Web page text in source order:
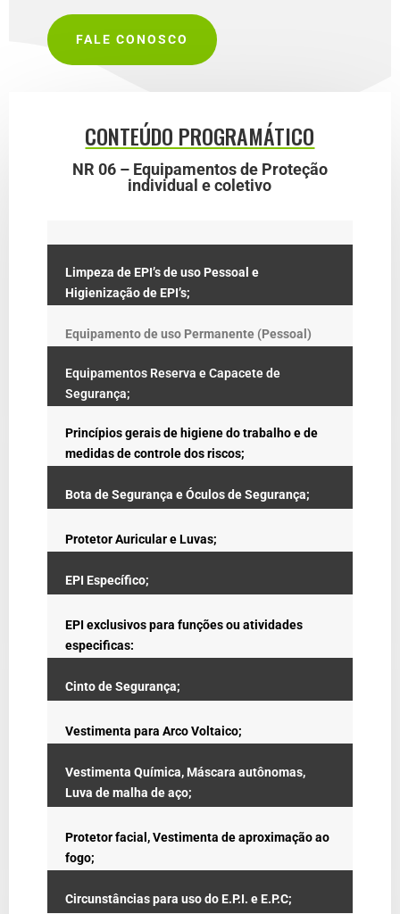
FALE CONOSCO
CONTEÚDO PROGRAMÁTICO
NR 06 – Equipamentos de Proteção
individual e coletivo
Limpeza de EPI’s de uso Pessoal e
Higienização de EPI’s;
Equipamento de uso Permanente (Pessoal)
Equipamentos Reserva e Capacete de
Segurança;
Princípios gerais de higiene do trabalho e de
medidas de controle dos riscos;
Bota de Segurança e Óculos de Segurança;
Protetor Auricular e Luvas;
EPI Específico;
EPI exclusivos para funções ou atividades
especificas:
Cinto de Segurança;
Vestimenta para Arco Voltaico;
Vestimenta Química, Máscara autônomas,
Luva de malha de aço;
Protetor facial, Vestimenta de aproximação ao
fogo;
Circunstâncias para uso do E.P.I. e E.P.C;